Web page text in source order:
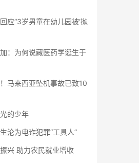
应“3岁男童在幼儿园被‘抛
：为何说藏医药学诞生于
马来西亚坠机事故已致10
的少年
沦为电诈犯罪“工具人”
兴 助力农民就业增收